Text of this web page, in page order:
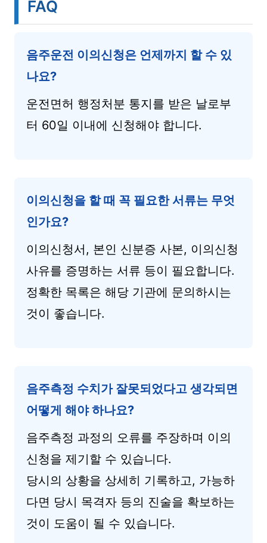
FAQ
음주운전 이의신청은 언제까지 할 수 있
나요?
운전면허 행정처분 통지를 받은 날로부
터 60일 이내에 신청해야 합니다.
이의신청을 할 때 꼭 필요한 서류는 무엇
인가요?
이의신청서, 본인 신분증 사본, 이의신청
사유를 증명하는 서류 등이 필요합니다.
정확한 목록은 해당 기관에 문의하시는
것이 좋습니다.
음주측정 수치가 잘못되었다고 생각되면
어떻게 해야 하나요?
음주측정 과정의 오류를 주장하며 이의
신청을 제기할 수 있습니다.
당시의 상황을 상세히 기록하고, 가능하
다면 당시 목격자 등의 진술을 확보하는
것이 도움이 될 수 있습니다.